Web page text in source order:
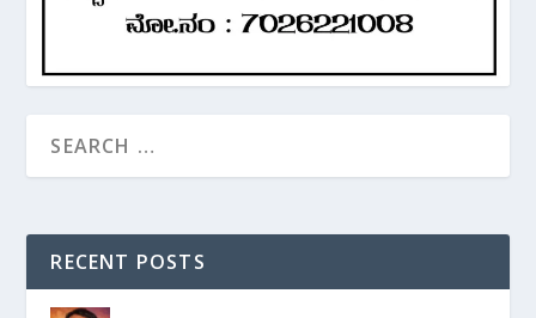
RECENT POSTS